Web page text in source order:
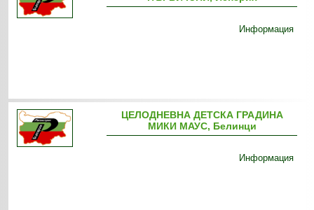
Информация
ЦЕЛОДНЕВНА ДЕТСКА ГРАДИНА
МИКИ МАУС, Белинци
Информация